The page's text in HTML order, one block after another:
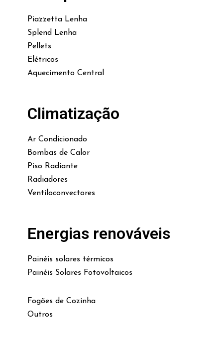
Piazzetta Lenha
Splend Lenha
Pellets
Elétricos
Aquecimento Central
Climatização
Ar Condicionado
Bombas de Calor
Piso Radiante
Radiadores
Ventiloconvectores
Energias renováveis
Painéis solares térmicos
Painéis Solares Fotovoltaicos
Fogões de Cozinha
Outros